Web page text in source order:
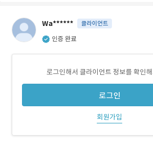
Wa****** 클라이언트
인증 완료
로그인해서 클라이언트 정보를 확인
로그인
회원가입